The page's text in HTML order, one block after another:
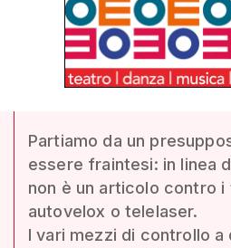
Partiamo da un
essere fraintesi: in linea
non è un articolo contro i
autovelox o telelaser.
I vari mezzi di controllo a